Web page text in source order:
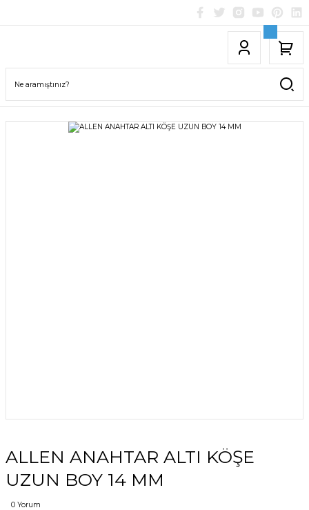
ALLEN ANAHTAR ALTI KÖŞE
UZUN BOY 14 MM
0 Yorum